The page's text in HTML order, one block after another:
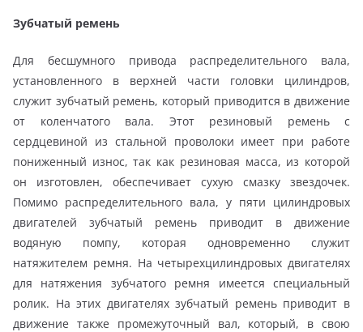
Зубчатый ремень
Для бесшумного привода распределительного вала,
установленного в верхней части головки цилиндров,
служит зубчатый ремень, который приводится в движение
от коленчатого вала. Этот резиновый ремень с
сердцевиной из стальной проволоки имеет при работе
пониженный износ, так как резиновая масса, из которой
он изготовлен, обеспечивает сухую смазку звездочек.
Помимо распределительного вала, у пяти цилиндровых
двигателей зубчатый ремень приводит в движение
водяную помпу, которая одновременно служит
натяжителем ремня. На четырехцилиндровых двигателях
для натяжения зубчатого ремня имеется специальный
ролик. На этих двигателях зубчатый ремень приводит в
движение также промежуточный вал, который, в свою